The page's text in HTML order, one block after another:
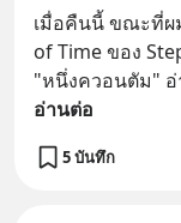
เมื่อคืนนี้ ขณะที่ผ
of Time ของ
"หนึ่งควอนตัม" อ่
อ่านต่อ
5 บันทึก